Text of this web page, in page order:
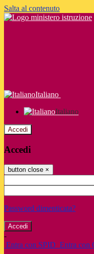
Salta al contenuto
Italiano
Italiano
Accedi
Accedi
button close ×
Password dimenticata?
-
Entra con SPID Entra con